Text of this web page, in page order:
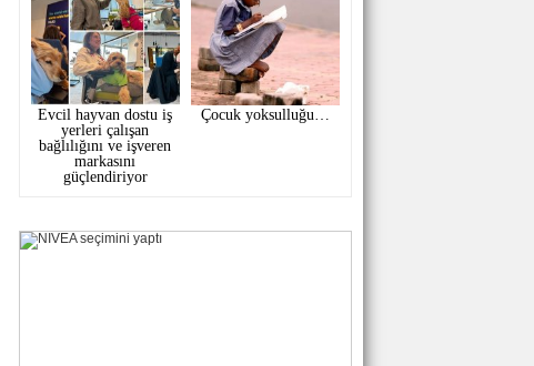
Evcil hayvan dostu iş
yerleri çalışan
bağlılığını ve işveren
markasını
güçlendiriyor
Çocuk yoksulluğu…